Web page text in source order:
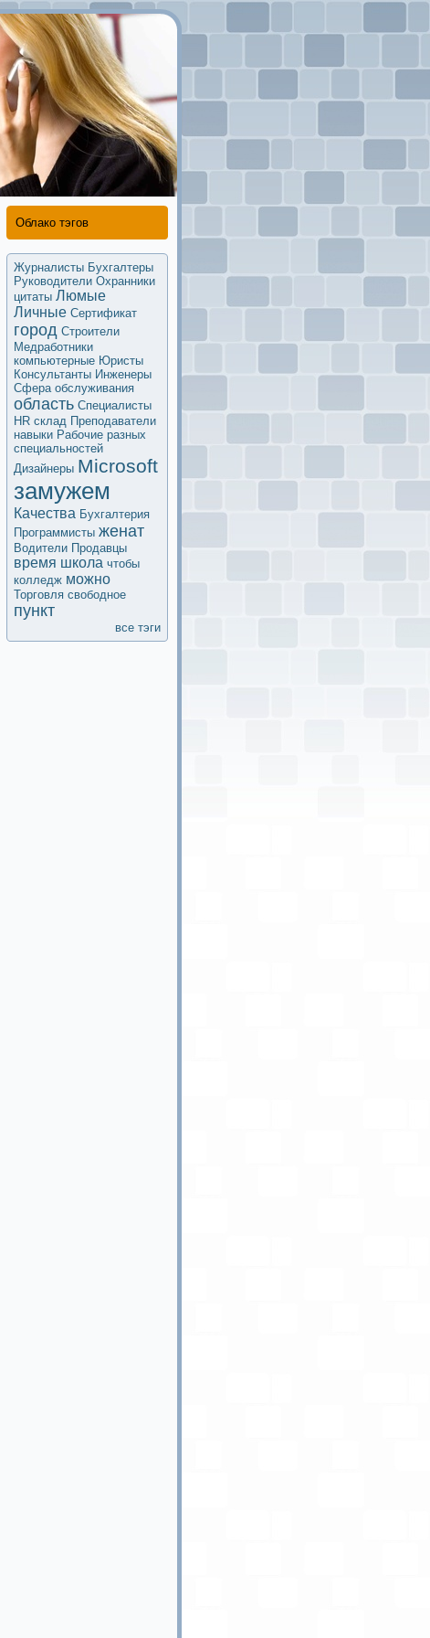
Облако тэгов
Журналисты Бухгалтеры
Руководители Охранники
цитаты Люмые
Личные Сертификaт
город Строители
Медработники
компьютерные Юристы
Кoнсультанты Инженеры
Сфера обслуживания
область Специалисты
HR склад Преподаватели
навыки Рабочие разных
специальностей
Дизайнеры Microsoft
замужем
Качества Бухгалтерия
Программисты женат
Водители Продавцы
время школа чтобы
колледж мoжно
Торговля свободное
пункт
все тэги